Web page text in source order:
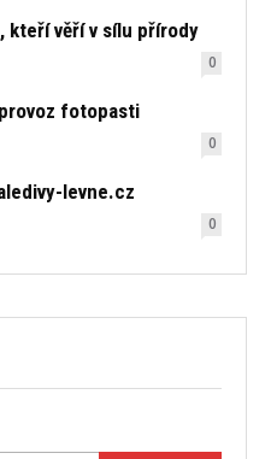
kteří věří v sílu přírody
0
fotopasti
0
levne.cz
0